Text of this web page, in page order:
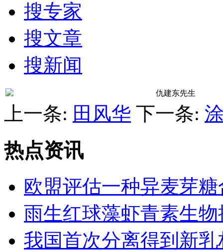
搜专家
搜文章
搜新闻
仇建东先生
上一条: 田风华 下一条:
热点资讯
欧盟评估一种异麦芽
雨生红球藻虾青素生
我国首次分离得到新